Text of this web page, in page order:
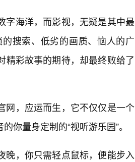
字海洋，而影视，无疑是其中最
搜索、低劣的画质、恼人的广
精彩故事的期待，却最终败给了
网，应运而生，它不仅仅是一个
你量身定制的“视听游乐园”。
晚，你只需轻点鼠标，便能步入